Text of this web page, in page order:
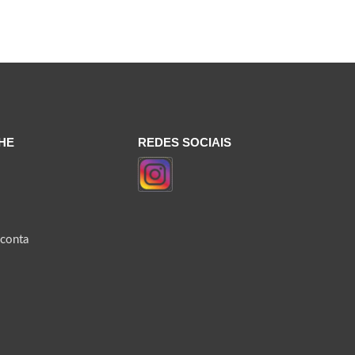
REDES SOCIAIS